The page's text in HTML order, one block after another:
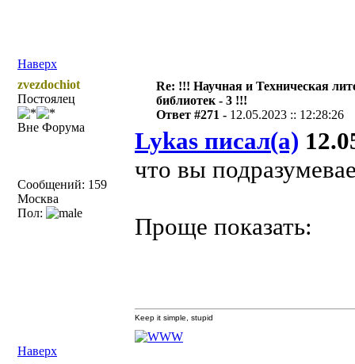
Наверх
zvezdochiot
Постоялец
Вне Форума
Сообщений: 159
Москва
Пол:
Re: !!! Научная и Техническая
библиотек - 3 !!!
Ответ #271 - 12.05.2023 :: 12:28:26
Lykas писал(а)
что вы
Проще показать:
Наверх
Keep it simple, stupid